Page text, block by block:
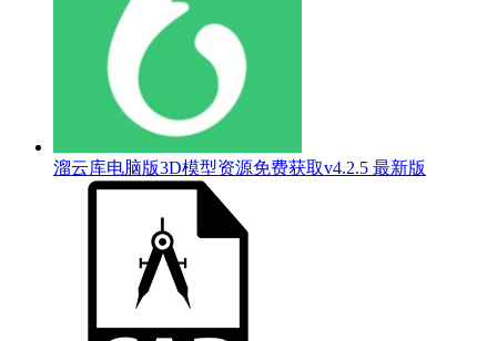
溜云库电脑版3D模型资源免费获取v4.2.5 最新版